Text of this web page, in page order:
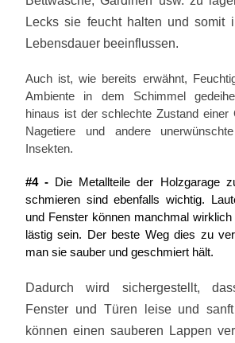
Lecks sie feucht halten und somit
Lebensdauer beeinflussen.
Auch ist, wie bereits erwähnt,
Ambiente in dem Schimmel
hinaus ist der schlechte Zustand einer
Nagetiere und andere
Insekten.
#4 - Die Metallteile der Holzgarage
schmieren sind ebenfalls wichtig.
und Fenster können manchmal
lästig sein. Der beste Weg dies zu
man sie sauber und geschmiert hält.
Dadurch wird sichergestellt,
Fenster und Türen leise und
können einen sauberen Lappen